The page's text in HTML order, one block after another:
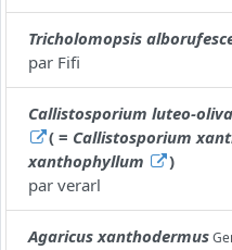
Tricholomopsis
par Fifi
Callistosporium luteo-
( = Callistosporium
xanthophyllum
)
par verarl
Agaricus xanthodermus